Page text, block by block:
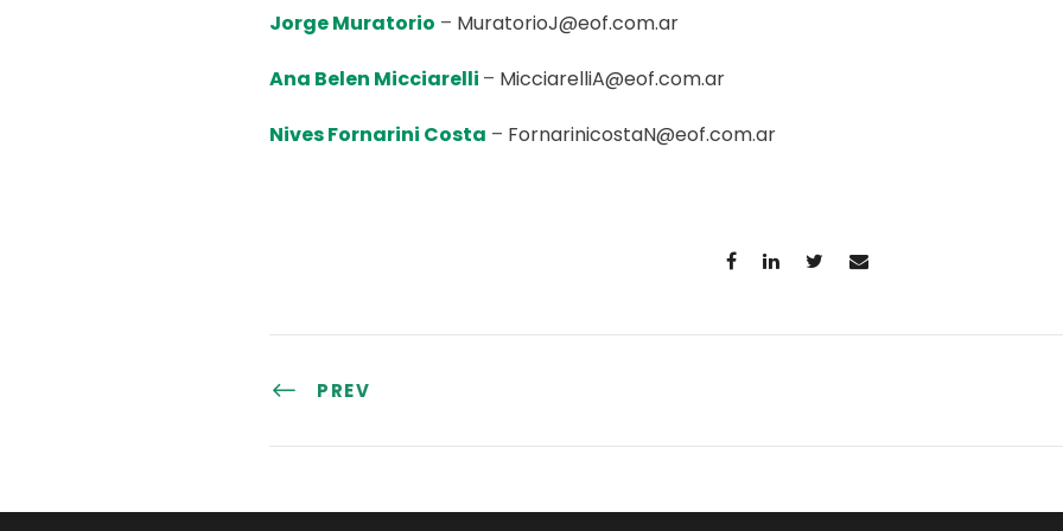
Jorge Muratorio – MuratorioJ@eof.com.ar
Ana Belen Micciarelli – MicciarelliA@eof.com.ar
Nives Fornarini Costa – FornarinicostaN@eof.com.ar
PREV